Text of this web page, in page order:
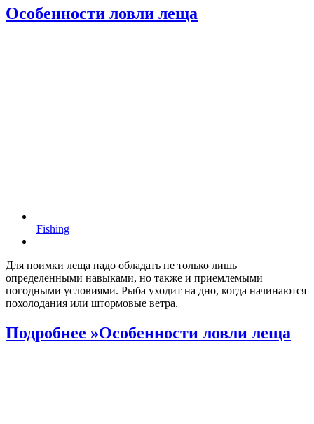
Особенности ловли леща
Fishing
Для поимки леща надо обладать не только лишь
определенными навыками, но также и приемлемыми
погодными условиями. Рыба уходит на дно, когда начинаются
похолодания или штормовые ветра.
Подробнее »Особенности ловли леща